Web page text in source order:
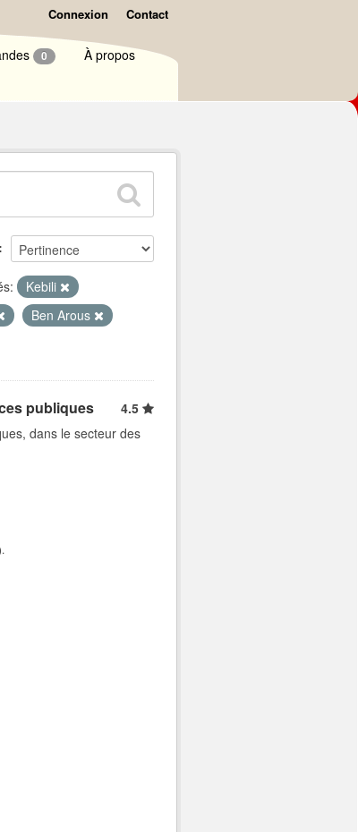
Connexion Contact
0 À propos
Kebili
Ben Arous
publiques
4.5
dans le secteur des